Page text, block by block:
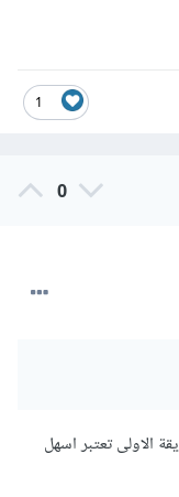
1
0
الاولى تعتبر اسهل